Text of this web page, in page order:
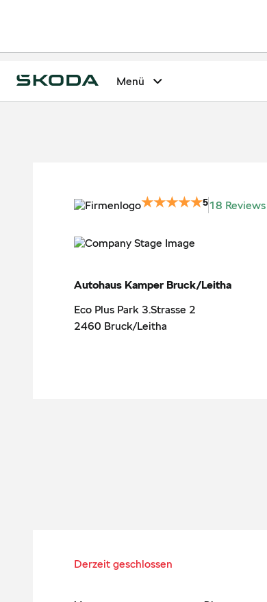
Menü
518 Reviews
Autohaus Kamper Bruck/Leitha
Eco Plus Park 3.Strasse 2
2460 Bruck/Leitha
Derzeit geschlossen